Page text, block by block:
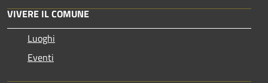
VIVERE IL COMUNE
Luoghi
Eventi